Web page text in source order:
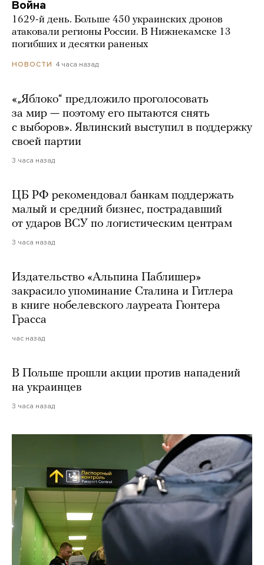
Война
1629-й день. Больше 450 украинских дронов
атаковали регионы России. В Нижнекамске 13
погибших и десятки раненых
НОВОСТИ 4 часа назад
«„Яблоко“ предложило проголосовать
за мир — поэтому его пытаются снять
с выборов». Явлинский выступил в поддержку
своей партии
3 часа назад
ЦБ РФ рекомендовал банкам поддержать
малый и средний бизнес, пострадавший
от ударов ВСУ по логистическим центрам
3 часа назад
Издательство «Альпина Паблишер»
закрасило упоминание Сталина и Гитлера
в книге нобелевского лауреата Гюнтера
Грасса
час назад
В Польше прошли акции против нападений
на украинцев
3 часа назад